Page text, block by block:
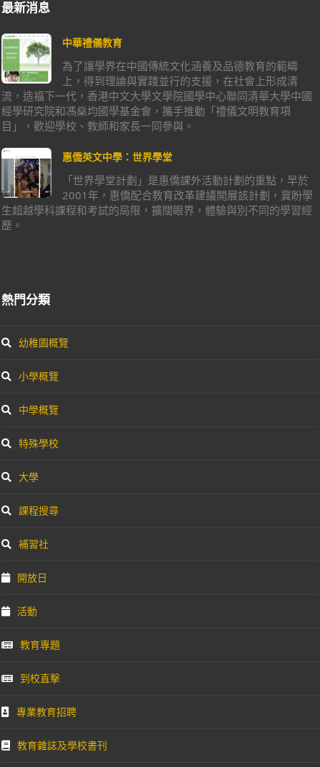
最新消息
中華禮儀教育
為了讓學界在中國傳統文化涵養及品德教育的範疇
上，得到理論與實踐並行的支援，在社會上形成清
流，造福下一代，香港中文大學文學院國學中心聯同清華大學中國
經學研究院和馮燊均國學基金會，攜手推動「禮儀文明教育項
目」，歡迎學校、教師和家長一同參與。
惠僑英文中學：世界學堂
「世界學堂計劃」是惠僑課外活動計劃的重點，早於
2001年，惠僑配合教育改革建議開展該計劃，冀盼學
生超越學科課程和考試的局限，擴闊眼界，體驗與別不同的學習經
歷。
熱門分類
幼稚園概覽
小學概覽
中學概覽
特殊學校
大學
課程搜尋
補習社
開放日
活動
教育專題
到校直擊
專業教育招聘
教育雜誌及學校書刊